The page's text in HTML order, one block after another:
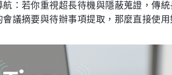
：若你重視超長待機與隱蔽蒐證，傳
議摘要與待辦事項提取，那麼直接使